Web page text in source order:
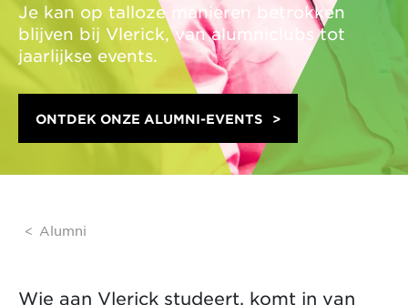
Je kan op talloze manieren betrokken
blijven bij Vlerick, van alumniclubs tot
jaarlijkse events.
ONTDEK ONZE ALUMNI-EVENTS
Alumni
Wie aan Vlerick studeert, komt in van